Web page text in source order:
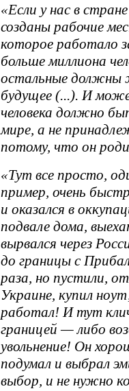
«Если у нас в
созданы рабочие
которое работало
больше миллиона
остальные должны
будущее (...). И
человека должно
мире, а не
потому, что он
«Тут все просто,
пример, очень
и оказался в
подвале дома,
вырвался через
до границы с
раза, но пустили,
Украине, купил
работал! И тут
границей — либо
увольнение! Он
подумал и выбрал
выбор, и не нужно